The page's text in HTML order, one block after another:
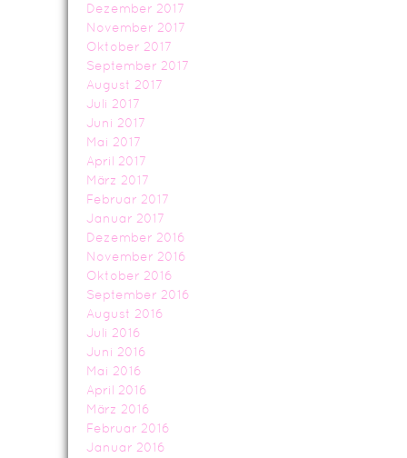
Dezember 2017
November 2017
Oktober 2017
September 2017
August 2017
Juli 2017
Juni 2017
Mai 2017
April 2017
März 2017
Februar 2017
Januar 2017
Dezember 2016
November 2016
Oktober 2016
September 2016
August 2016
Juli 2016
Juni 2016
Mai 2016
April 2016
März 2016
Februar 2016
Januar 2016